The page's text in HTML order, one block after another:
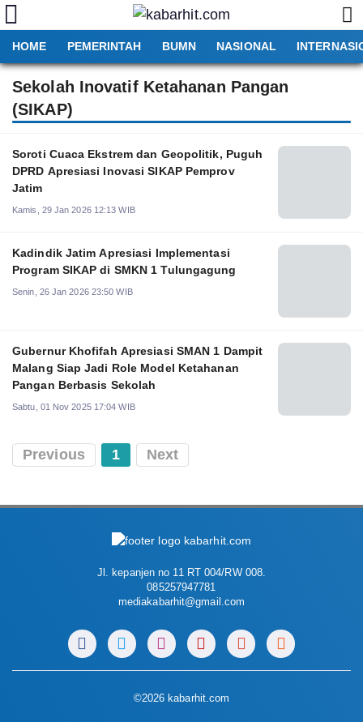
HOME PEMERINTAH BUMN NASIONAL
Sekolah Inovatif Ketahanan Pangan
(SIKAP)
Soroti Cuaca Ekstrem dan Geopolitik, Puguh
DPRD Apresiasi Inovasi SIKAP Pemprov
Jatim
Kamis, 29 Jan 2026 12:13 WIB
Kadindik Jatim Apresiasi Implementasi
Program SIKAP di SMKN 1 Tulungagung
Senin, 26 Jan 2026 23:50 WIB
Gubernur Khofifah Apresiasi SMAN 1 Dampit
Malang Siap Jadi Role Model Ketahanan
Pangan Berbasis Sekolah
Sabtu, 01 Nov 2025 17:04 WIB
Previous 1 Next
Jl. kepanjen no 11 RT 004/RW 008.
085257947781
mediakabarhit@gmail.com
©2026 kabarhit.com